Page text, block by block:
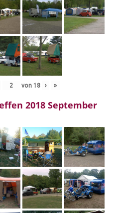
von 18 › »
2018 September